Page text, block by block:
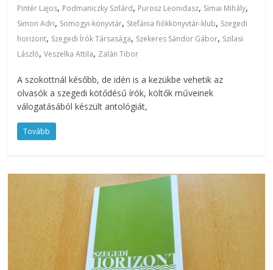
Pintér Lajos, Podmaniczky Szilárd, Purosz Leonidasz, Simai Mihály,
Simon Adri, Somogyi-könyvtár, Stefánia fiókkönyvtár-klub, Szegedi
horizont, Szegedi Írók Társasága, Szekeres Sándor Gábor, Szilasi
László,Veszelka Attila, Zalán Tibor
A szokottnál később, de idén is a kezükbe vehetik az
olvasók a szegedi kötődésű írók, költők műveinek
válogatásából készült antológiát,
Tovább